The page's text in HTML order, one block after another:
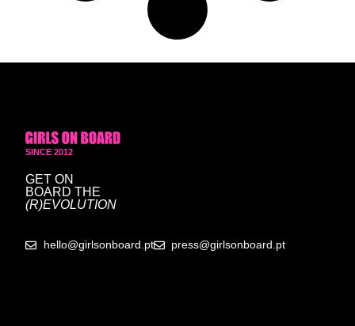
SINCE 2012
GET ON
BOARD THE
(R)EVOLUTION
hello@girlsonboard.pt press@girlsonboard.pt